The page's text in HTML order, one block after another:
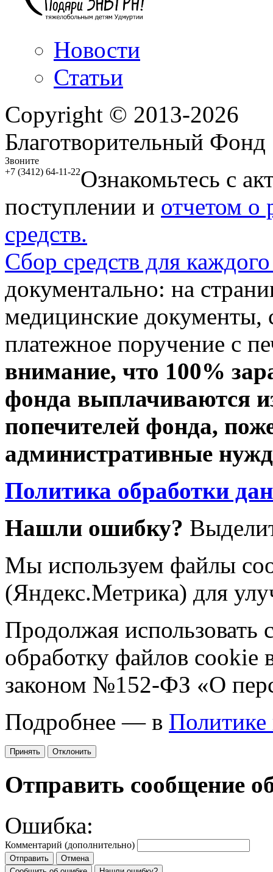
Новости
Статьи
Copyright © 2013-2026
Благотворительный
Звоните
+7 (3412) 64-11-22Ознакомьтесь с
поступлении и отчетом о
средств.
Сбор средств для
документально: на
медицинские документы,
платежное поручение с
внимание, что 100%
фонда выплачиваются
попечителей фонда,
административные
Политика обработки
Нашли ошибку?
Мы используем файлы
(Яндекс.Метрика) для
Продолжая использовать
обработку файлов cookie
законом №152-ФЗ «О
Подробнее — в Политике
Принять Отклонить
Отправить сообщение
Ошибка:
Комментарий (дополнительно)
Отправить
Отмена